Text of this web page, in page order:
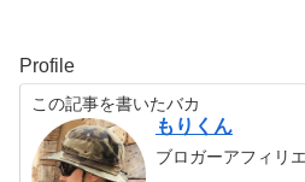
Profile
この記事を書いたバカ
もりくん
ブロガーアフィリ